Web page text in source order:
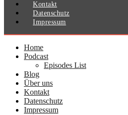
Kontakt
Datenschutz
Impressum
Home
Podcast
Episodes List
Blog
Über uns
Kontakt
Datenschutz
Impressum